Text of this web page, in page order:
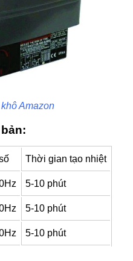
Amazon
Thời gian tạo nhiệt
5-10 phút
5-10 phút
5-10 phút